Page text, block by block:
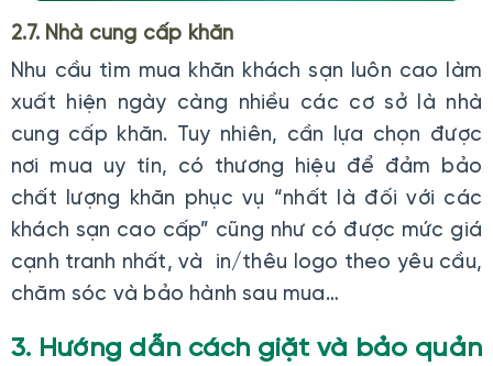
2.7. Nhà cung cấp khăn
Nhu cầu tìm mua khăn khách sạn luôn cao làm
xuất hiện ngày càng nhiều các cơ sở là nhà
cung cấp khăn. Tuy nhiên, cần lựa chọn được
nơi mua uy tín, có thương hiệu để đảm bảo
chất lượng khăn phục vụ “nhất là đối với các
khách sạn cao cấp” cũng như có được mức giá
cạnh tranh nhất, và in/thêu logo theo yêu cầu,
chăm sóc và bảo hành sau mua…
3. Hướng dẫn cách giặt và bảo quản